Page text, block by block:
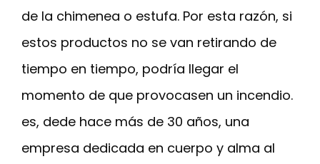
de la chimenea o estufa. Por esta razón, si
estos productos no se van retirando de
tiempo en tiempo, podría llegar el
momento de que provocasen un incendio.
es, dede hace más de 30 años, una
empresa dedicada en cuerpo y alma al